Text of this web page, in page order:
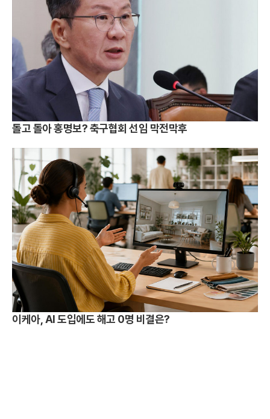
돌고 돌아 홍명보? 축구협회 선임 막전막후
이케아, AI 도입에도 해고 0명 비결은?